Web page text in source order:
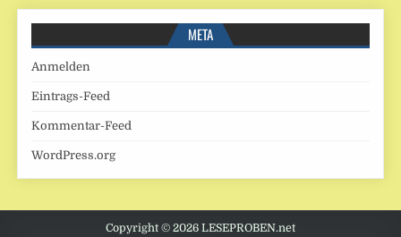
META
Anmelden
Eintrags-Feed
Kommentar-Feed
WordPress.org
Copyright © 2026 LESEPROBEN.net